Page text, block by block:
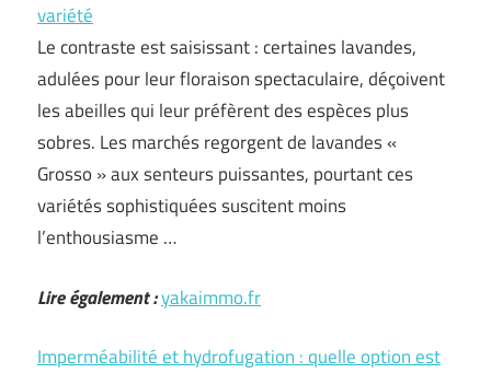
variété
Le contraste est saisissant : certaines lavandes,
adulées pour leur floraison spectaculaire, déçoivent
les abeilles qui leur préfèrent des espèces plus
sobres. Les marchés regorgent de lavandes «
Grosso » aux senteurs puissantes, pourtant ces
variétés sophistiquées suscitent moins
l’enthousiasme …
Lire également :yakaimmo.fr
Imperméabilité et hydrofugation : quelle option est